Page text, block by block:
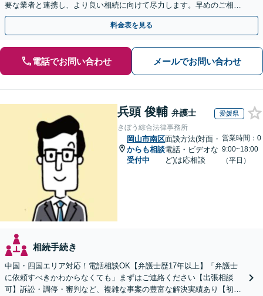
要な業者と連携し、より良い相続に向けて尽力します。早めのご相談
が複雑化を防ぐカギとなります【休日相談可】
料金表を見る
電話でお問い合わせ メールでお問い合わせ
兵頭 俊輔 弁護士 愛媛県
きぼう綜合法律事務所
岡山市南区
からも相談
受付中
面談方法(対面・
電話・ビデオな
ど)は応相談
営業時間：0
9:00~18:00
（平日）
相続手続き
中国・四国エリア対応！電話相談OK【弁護士歴17年以上】「弁護士
に依頼すべきかわからなくても」まずはご連絡ください【出張相談
可】訴訟・調停・審判など、複雑な事案の豊富な解決実績あり【初回